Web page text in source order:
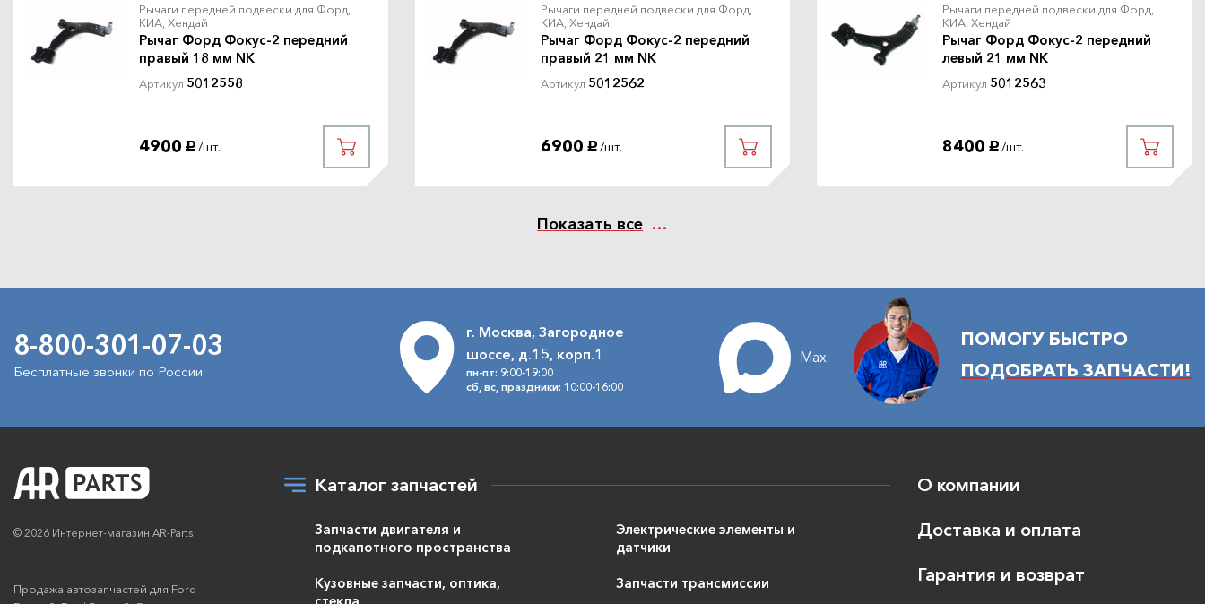
Рычаги передней подвески для Форд,
КИА, Хендай
Рычаг Форд Фокус-2 передний
правый 18 мм NK
Артикул 5012558
4900 руб. /шт.
Рычаги передней подвески для Форд,
КИА, Хендай
Рычаг Форд Фокус-2 передний
правый 21 мм NK
Артикул 5012562
6900 руб. /шт.
Рычаги передней подвески для Форд,
КИА, Хендай
Рычаг Форд Фокус-2 передний
левый 21 мм NK
Артикул 5012563
8400 руб. /шт.
Показать все
8-800-301-07-03
Бесплатные звонки по России
Max
г. Москва, Загородное
шоссе, д.15, корп.1
пн-пт: 9:00-19:00
сб, вс, праздники: 10:00-16:00
ПОМОГУ БЫСТРО
ПОДОБРАТЬ ЗАПЧАСТИ!
© 2026 Интернет-магазин AR-Parts
Продажа автозапчастей для Ford
Каталог запчастей
Запчасти двигателя и
подкапотного пространства
Кузовные запчасти, оптика,
Электрические элементы и
датчики
Запчасти трансмиссии
О компании
Доставка и оплата
Гарантия и возврат